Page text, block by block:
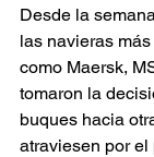
Desde la
las navieras
como Maersk,
tomaron la
buques hacia
atraviesen por el